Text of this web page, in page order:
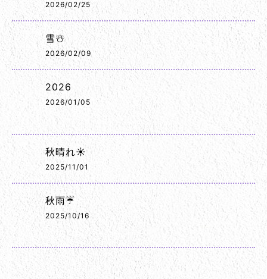
2026/02/25
雪☃️
2026/02/09
2026
2026/01/05
秋晴れ☀️
2025/11/01
秋雨☔
2025/10/16